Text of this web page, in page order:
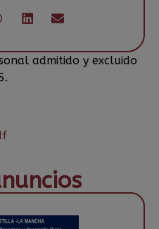
admitido y excluido